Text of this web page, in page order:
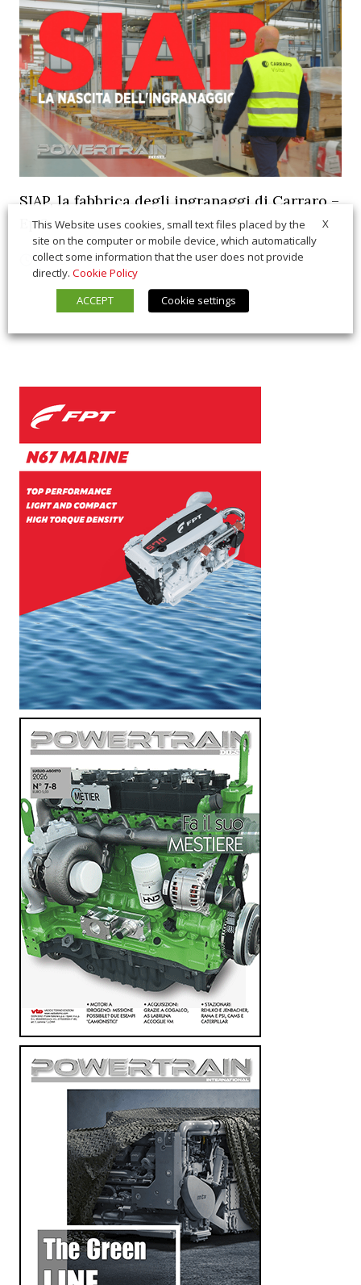
SIAP, la fabbrica degli ingranaggi di Carraro –
Ep.2
21 Luglio 2026 In Vetrina,Interviste
X
This Website uses cookies, small text files placed by the
site on the computer or mobile device, which automatically
collect some information that the user does not provide
directly. Cookie Policy
ACCEPT
Cookie settings